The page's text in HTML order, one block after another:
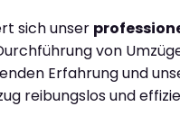
sich unser
von
Erfahrung und
reibungslos und